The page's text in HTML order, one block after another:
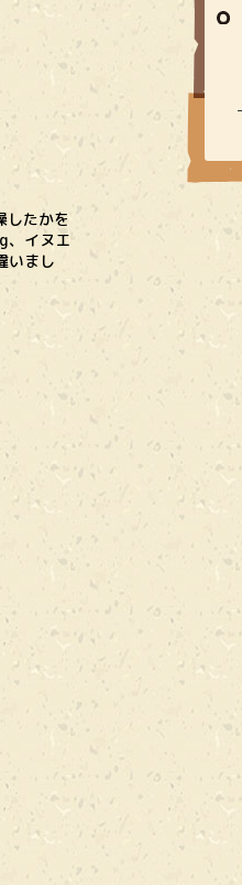
したかを
、イヌエ
いまし